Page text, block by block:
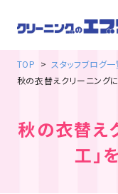
TOP
スタッフブログ
秋の衣替えクリーニング
秋の衣替え
工」